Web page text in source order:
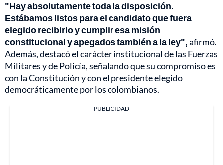
"Hay absolutamente toda la disposición.
Estábamos listos para el candidato que fuera
elegido recibirlo y cumplir esa misión
constitucional y apegados también a la ley",afirmó.
Además, destacó el carácter institucional de las Fuerzas
Militares y de Policía, señalando que su compromiso es
con la Constitución y con el presidente elegido
democráticamente por los colombianos.
PUBLICIDAD